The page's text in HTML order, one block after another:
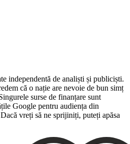
independentă de analiști și publiciști.
că o nație are nevoie de bun simț
surse de finanțare sunt
Google pentru audiența din
vreți să ne sprijiniți, puteți apăsa